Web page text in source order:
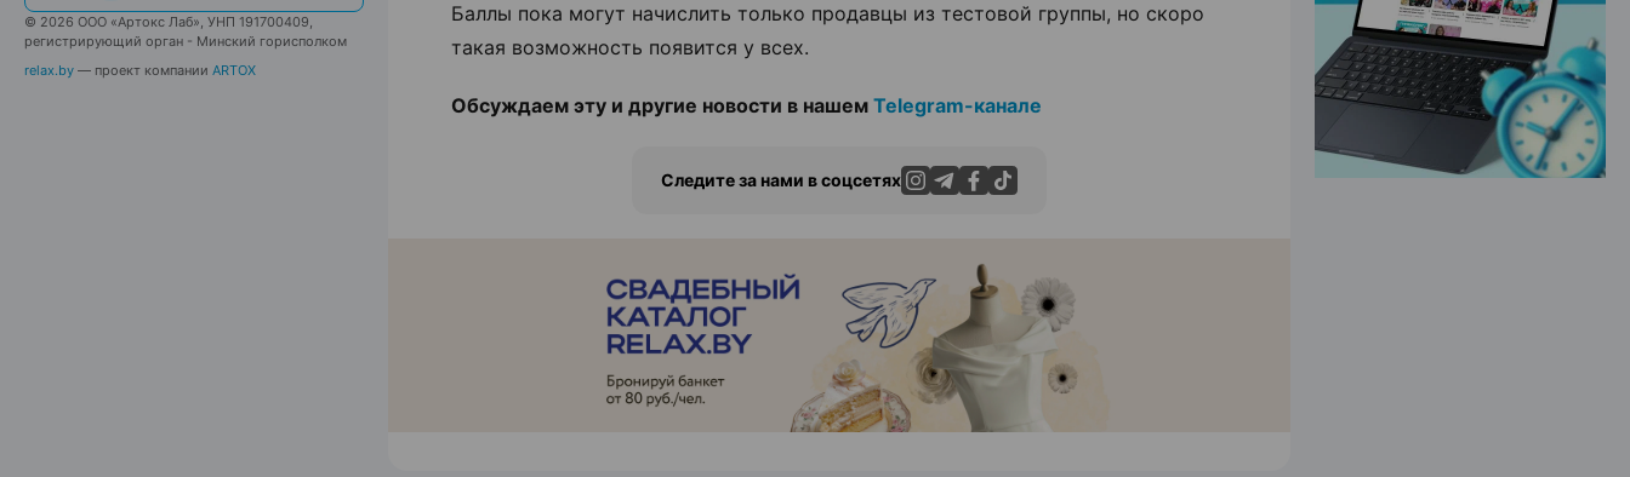
© 2026 ООО «Артокс Лаб», УНП 191700409,
регистрирующий орган - Минский горисполком
relax.by — проект компании ARTOX
Баллы пока могут начислить только продавцы из тестовой группы, но скоро
такая возможность появится у всех.
Обсуждаем эту и другие новости в нашем Telegram-канале
Следите за нами в соцсетях
ЭФФЕКТИВНАЯ РЕКЛАМА НА САЙТЕ